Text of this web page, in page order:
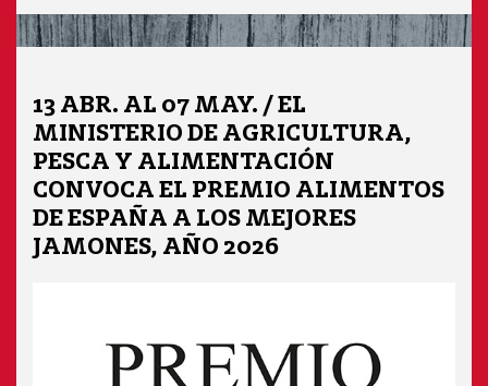
13 ABR. AL 07 MAY. / EL
MINISTERIO DE AGRICULTURA,
PESCA Y ALIMENTACIÓN
CONVOCA EL PREMIO ALIMENTOS
DE ESPAÑA A LOS MEJORES
JAMONES, AÑO 2026